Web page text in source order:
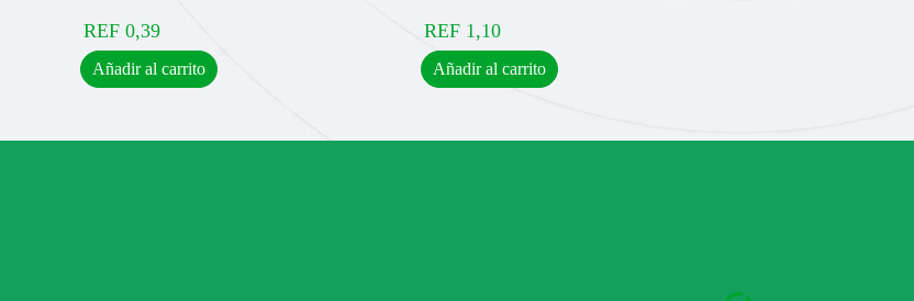
REF 0,39
Añadir al carrito
REF 1,10
Añadir al carrito